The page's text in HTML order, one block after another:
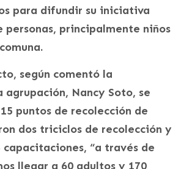
para difundir su iniciativa
personas, principalmente niños
según comentó la
agrupación, Nancy Soto, se
puntos de recolección de
dos triciclos de recolección y
“a través de
llegar a 60 adultos y 170